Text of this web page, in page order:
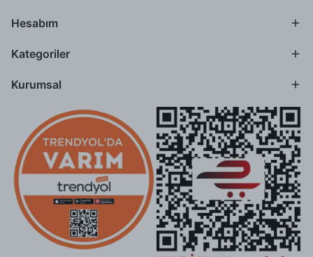
Hesabım
Kategoriler
Kurumsal